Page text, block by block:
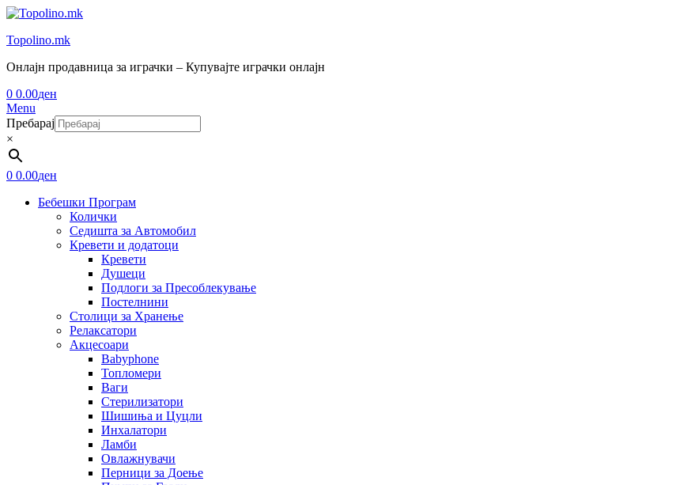
Topolino.mk
Онлајн продавница за играчки – Купувајте играчки онлајн
0 0.00ден
Menu
Пребарај
×
0 0.00ден
Бебешки Програм
Колички
Седишта за Автомобил
Кревети и додатоци
Кревети
Душеци
Подлоги за Пресоблекување
Постелнини
Столици за Хранење
Релаксатори
Акцесоари
Babyphone
Топломери
Ваги
Стерилизатори
Шишиња и Цуцли
Инхалатори
Ламби
Овлажнувачи
Перници за Доење